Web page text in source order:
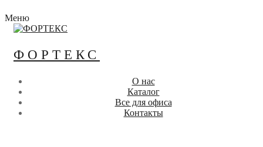
Меню
ФОРТЕКС
О нас
Каталог
Все для офиса
Контакты